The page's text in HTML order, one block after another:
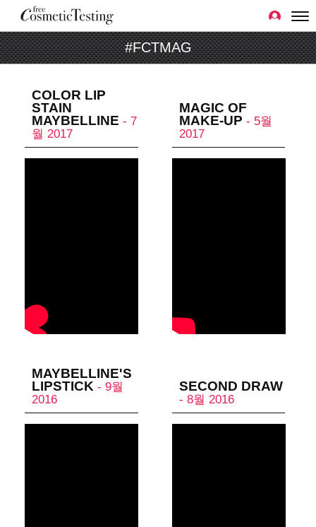
#FCTMAG
COLOR LIP
STAIN
MAYBELLINE - 7
월 2017
MAGIC OF
MAKE-UP - 5월
2017
MAYBELLINE'S
LIPSTICK - 9월
2016
SECOND DRAW
- 8월 2016